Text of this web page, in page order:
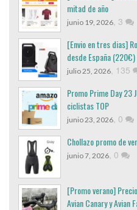
mitad de año
junio 19, 2026, 3
[Envio en tres dias]
desde España (220€)
julio 25, 2026, 135
Promo Prime Day 23
ciclistas TOP
junio 23, 2026, 0
Chollazo promo de
junio 7, 2026, 0
[Promo verano]
Avian Canary y Avian